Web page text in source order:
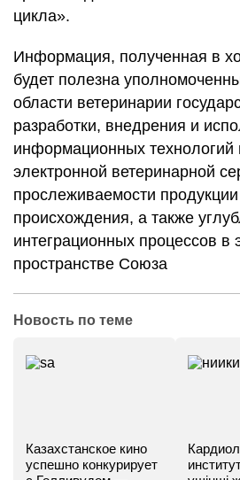
цикла».
Информация, полученная в
будет полезна
области ветеринарии
разработки, внедрения и
информационных технологий
электронной ветеринарной
прослеживаемости
происхождения, а также
интеграционных процессов в
пространстве Союза
Новость по теме
Казахстанское кино
успешно конкурирует